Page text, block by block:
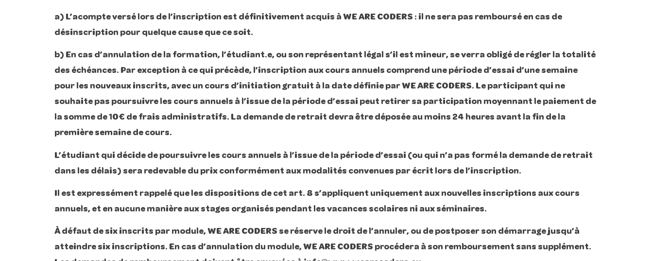
a) L’acompte versé lors de l’inscription est définitivement acquis à WE ARE CODERS : il ne sera pas remboursé en cas de
désinscription pour quelque cause que ce soit.
b) En cas d’annulation de la formation, l’étudiant.e, ou son représentant légal s’il est mineur, se verra obligé de régler la totalité
des échéances. Par exception à ce qui précède, l’inscription aux cours annuels comprend une période d’essai d’une semaine
pour les nouveaux inscrits, avec un cours d’initiation gratuit à la date définie par WE ARE CODERS. Le participant qui ne
souhaite pas poursuivre les cours annuels à l’issue de la période d’essai peut retirer sa participation moyennant le paiement de
la somme de 10€ de frais administratifs. La demande de retrait devra être déposée au moins 24 heures avant la fin de la
première semaine de cours.
L’étudiant qui décide de poursuivre les cours annuels à l’issue de la période d’essai (ou qui n’a pas formé la demande de retrait
dans les délais) sera redevable du prix conformément aux modalités convenues par écrit lors de l’inscription.
Il est expressément rappelé que les dispositions de cet art. 8 s’appliquent uniquement aux nouvelles inscriptions aux cours
annuels, et en aucune manière aux stages organisés pendant les vacances scolaires ni aux séminaires.
À défaut de six inscrits par module, WE ARE CODERS se réserve le droit de l’annuler, ou de postposer son démarrage jusqu’à
atteindre six inscriptions. En cas d’annulation du module, WE ARE CODERS procédera à son remboursement sans supplément.